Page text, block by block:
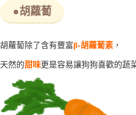
●胡蘿蔔
胡蘿蔔除了含有豐富β-胡蘿蔔素 ，
天然的甜味更是容易讓狗狗喜歡的蔬